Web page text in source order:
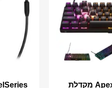
Apex Pro Mini Us מקדלת